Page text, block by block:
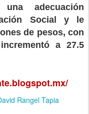
adecuación
Social y le
de pesos, con
a 27.5
Rangel Tapia